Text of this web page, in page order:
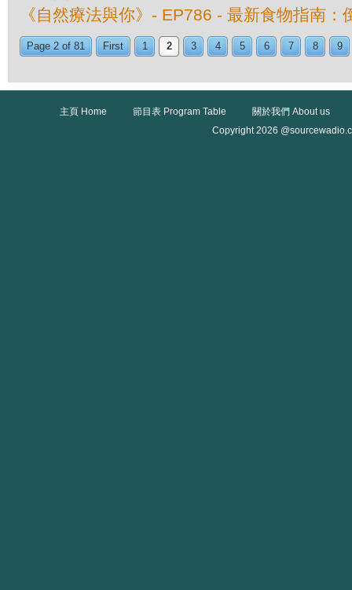
《自然療法與你》- EP786 - 最新食物指南：
Page 2 of 81 First 1 2 3 4 5 6 7 8 9
主頁 Home 節目表 Program Table
關於我們 About us
Copyright 2026